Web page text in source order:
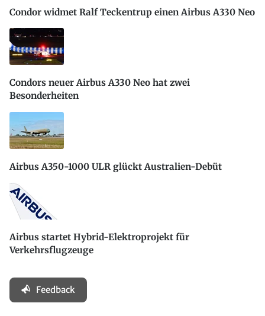
Condor widmet Ralf Teckentrup einen Airbus A330 Neo
Condors neuer Airbus A330 Neo hat zwei
Besonderheiten
Airbus A350-1000 ULR glückt Australien-Debüt
Airbus startet Hybrid-Elektroprojekt für
Verkehrsflugzeuge
Feedback